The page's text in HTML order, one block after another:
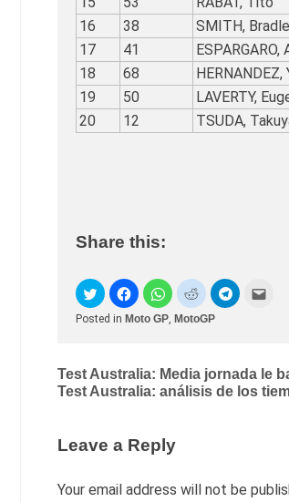
16
38 SMITH,
17
41 ESPARGARO,
18
68 HERNANDEZ,
19
50 LAVERTY,
20
12 TSUDA,
Share this:
Posted in Moto GP, MotoGP
Post
navigation
Test Australia: Media jornada le
Test Australia: análisis de los
Leave a Reply
Your email address will not be